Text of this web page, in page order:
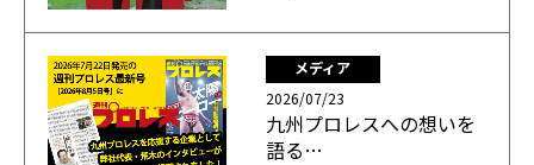
メディア
2026/07/23
九州プロレスへの想いを
語る…